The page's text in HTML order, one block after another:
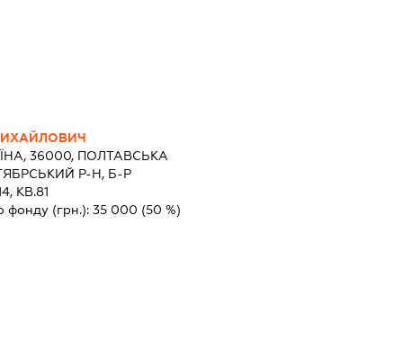
36000, ПОЛТАВСЬКА
Р-Н, Б-Р
КВ.81
фонду (грн.):35 000 (50 %)